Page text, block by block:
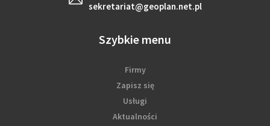
sekretariat@geoplan.net.pl
Szybkie menu
Firmy
Zapisz się
Usługi
Aktualności